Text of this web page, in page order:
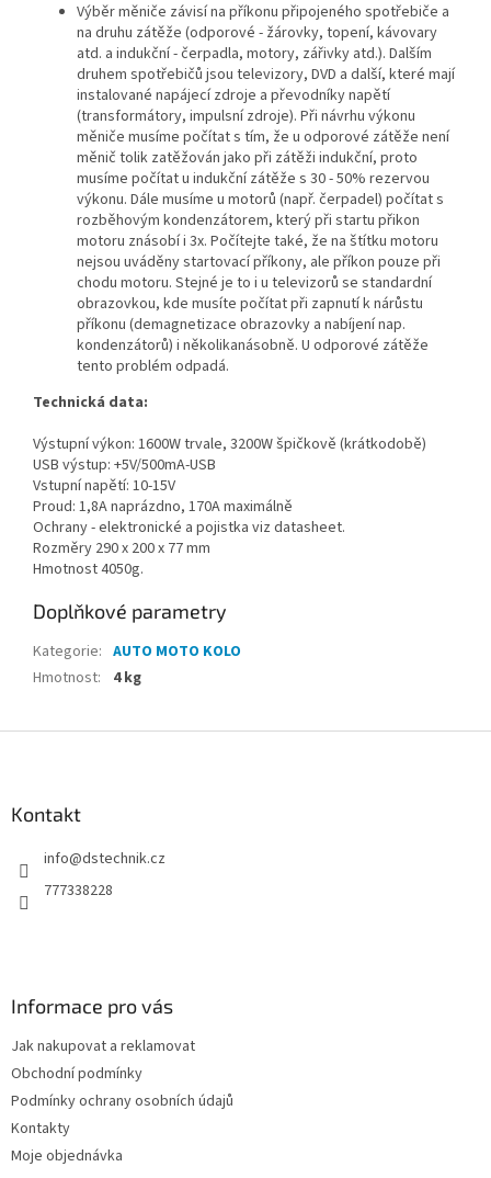
Výběr měniče závisí na příkonu připojeného spotřebiče a
na druhu zátěže (odporové - žárovky, topení, kávovary
atd. a indukční - čerpadla, motory, zářivky atd.). Dalším
druhem spotřebičů jsou televizory, DVD a další, které mají
instalované napájecí zdroje a převodníky napětí
(transformátory, impulsní zdroje). Při návrhu výkonu
měniče musíme počítat s tím, že u odporové zátěže není
měnič tolik zatěžován jako při zátěži indukční, proto
musíme počítat u indukční zátěže s 30 - 50% rezervou
výkonu. Dále musíme u motorů (např. čerpadel) počítat s
rozběhovým kondenzátorem, který při startu přikon
motoru znásobí i 3x. Počítejte také, že na štítku motoru
nejsou uváděny startovací příkony, ale příkon pouze při
chodu motoru. Stejné je to i u televizorů se standardní
obrazovkou, kde musíte počítat při zapnutí k nárůstu
příkonu (demagnetizace obrazovky a nabíjení nap.
kondenzátorů) i několikanásobně. U odporové zátěže
tento problém odpadá.
Technická data:
Výstupní výkon: 1600W trvale, 3200W špičkově (krátkodobě)
USB výstup: +5V/500mA-USB
Vstupní napětí: 10-15V
Proud: 1,8A naprázdno, 170A maximálně
Ochrany - elektronické a pojistka viz datasheet.
Rozměry 290 x 200 x 77 mm
Hmotnost 4050g.
Doplňkové parametry
Kategorie: AUTO MOTO KOLO
Hmotnost: 4 kg
Kontakt
info@dstechnik.cz
777338228
Informace pro vás
Jak nakupovat a reklamovat
Obchodní podmínky
Podmínky ochrany osobních údajů
Kontakty
Moje objednávka